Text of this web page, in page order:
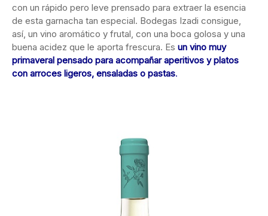
con un rápido pero leve prensado para extraer la esencia
de esta garnacha tan especial. Bodegas Izadi consigue,
así, un vino aromático y frutal, con una boca golosa y una
buena acidez que le aporta frescura. Es un vino muy
primaveral pensado para acompañar aperitivos y platos
con arroces ligeros, ensaladas o pastas.